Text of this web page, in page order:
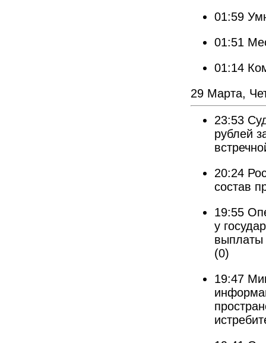
01:59
01:51
01:14
29 Марта,
23:53
рублей
20:24
состав
19:55
у
выплаты
(0)
19:47